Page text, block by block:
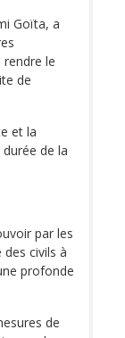
Goïta, a
le
de
et la
de la
par les
civils à
profonde
de